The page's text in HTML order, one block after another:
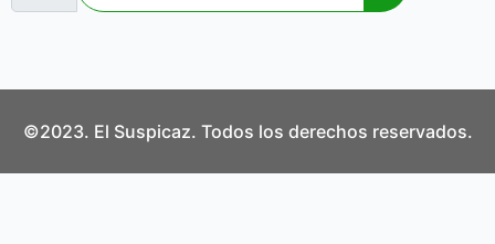
©2023. El Suspicaz. Todos los derechos reservados.